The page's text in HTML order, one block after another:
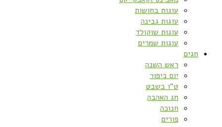
עוגות בחושות
עוגות גבינה
עוגות שוקולד
עוגות שמרים
חגים
ראש השנה
יום כיפור
ט”ו בשבט
חג האהבה
חנוכה
פורים